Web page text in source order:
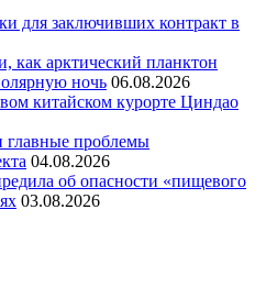
для заключивших контракт в
арктический планктон
ночь 06.08.2026
китайском курорте Циндао
главные проблемы
04.08.2026
об опасности «пищевого
03.08.2026